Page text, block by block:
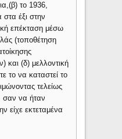
το 1936,
στα έξι στην
επέκταση μέσω
(τοποθέτηση
και (δ) μελλοντική
το να καταστεί το
τελείως
σαν να ήταν
είχε εκτεταμένα